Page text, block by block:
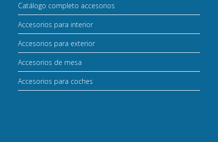
Catálogo completo accesorios
Accesorios para interior
Accesorios para exterior
Accesorios de mesa
Accesorios para coches